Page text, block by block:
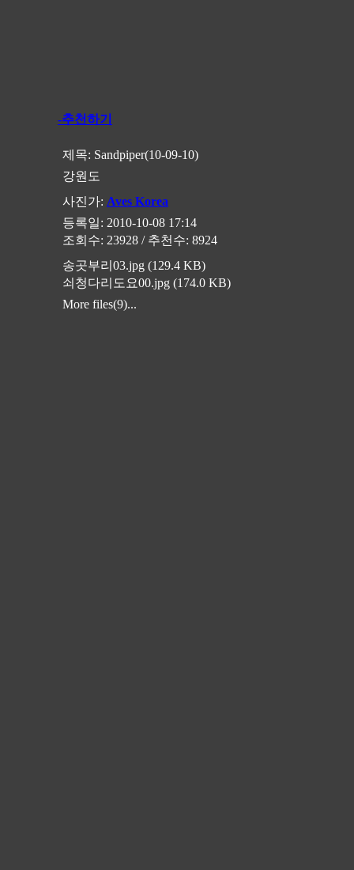
-추천하기
제목: Sandpiper(10-09-10)
강원도
사진가: Aves Korea
등록일: 2010-10-08 17:14
조회수: 23928 / 추천수: 8924
송곳부리03.jpg (129.4 KB)
쇠청다리도요00.jpg (174.0 KB)
More files(9)...